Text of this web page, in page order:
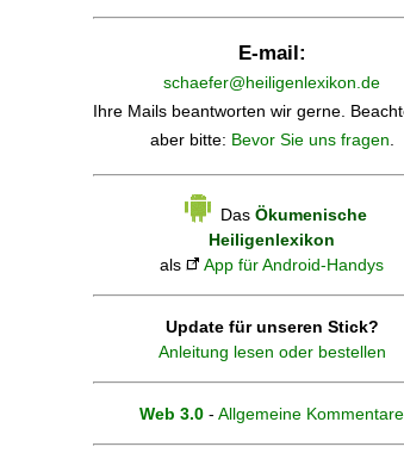
E-mail:
schaefer@heiligenlexikon.de
Ihre Mails beantworten wir gerne.
aber bitte: Bevor Sie uns fragen.
Das Ökumenische
Heiligenlexikon
als
App für Android-Handys
Update für unseren Stick?
Anleitung lesen oder bestellen
Web 3.0 - Allgemeine Kommentare